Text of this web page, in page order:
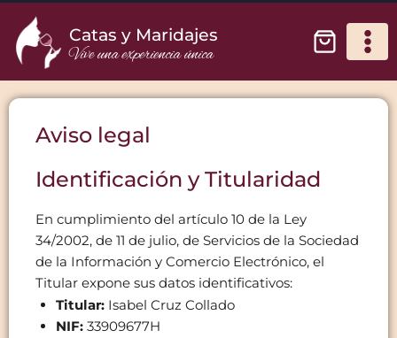
Catas y Maridajes
Vive una experiencia única
Aviso legal
Identificación y Titularidad
En cumplimiento del artículo 10 de la Ley
34/2002, de 11 de julio, de Servicios de la Sociedad
de la Información y Comercio Electrónico, el
Titular expone sus datos identificativos:
Titular:Isabel Cruz Collado
NIF:33909677H